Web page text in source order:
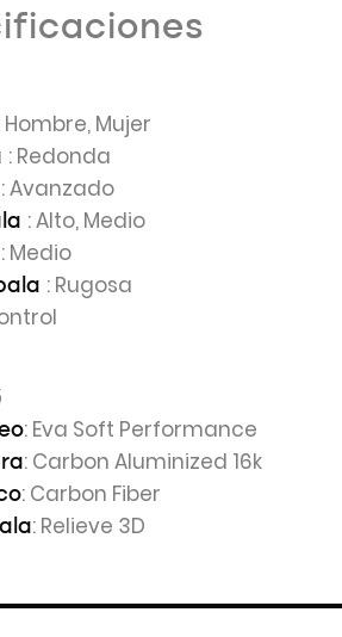
Hombre, Mujer
: Redonda
: Avanzado
: Alto, Medio
: Medio
: Rugosa
: Eva Soft Performance
: Carbon Aluminized 16k
: Carbon Fiber
: Relieve 3D